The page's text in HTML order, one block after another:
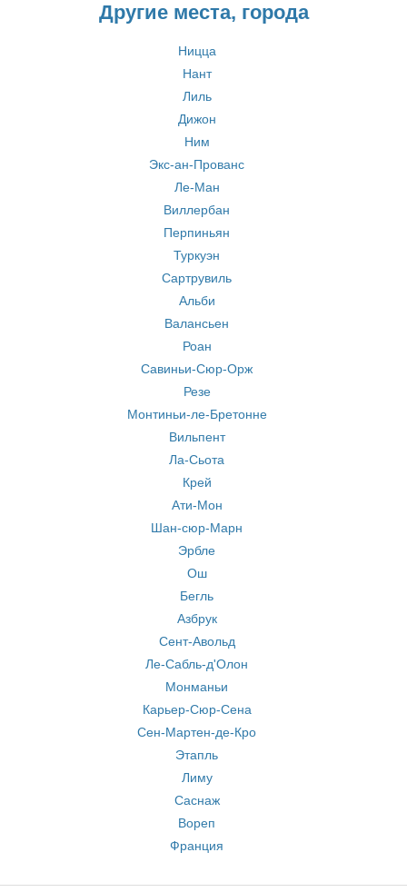
Другие места, города
Ницца
Нант
Лиль
Дижон
Ним
Экс-ан-Прованс
Ле-Ман
Виллербан
Перпиньян
Туркуэн
Сартрувиль
Альби
Валансьен
Роан
Савиньи-Сюр-Орж
Резе
Монтиньи-ле-Бретонне
Вильпент
Ла-Сьота
Крей
Ати-Мон
Шан-сюр-Марн
Эрбле
Ош
Бегль
Азбрук
Сент-Авольд
Ле-Сабль-д'Олон
Монманьи
Карьер-Сюр-Сена
Сен-Мартен-де-Кро
Этапль
Лиму
Саснаж
Вореп
Франция